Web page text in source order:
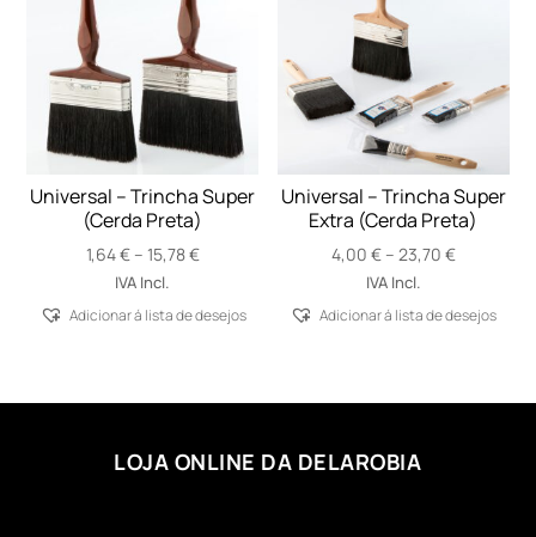
Universal – Trincha Super
(Cerda Preta)
1,64€ – 15,78€Price
through
IVA Incl.
Adicionar á lista de desejos
Universal – Trincha Super
Extra (Cerda Preta)
4,00 € – 23,70 €Price
through
IVA Incl.
Adicionar á lista de desejos
LOJA ONLINE DA DELAROBIA